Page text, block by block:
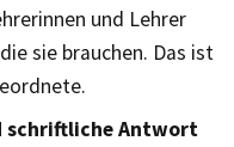
und Lehrer
sie brauchen. Das ist
schriftliche Antwort